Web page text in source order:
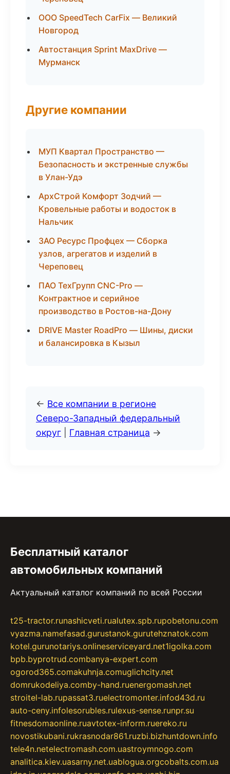
ООО SpeedTech CarFix — Великий
Новгород
Автостанция Sprint MaxDrive —
Мурманск
Другие компании
МУП Квартал Пространство —
Безопасность и экстренные службы
в Улан-Удэ
АрхСтрой Комфорт Зодчий —
Кровельные работы и водосток в
Нальчик
ЗАО Ресурс Профцех — Сборка
узлов, агрегатов и изделий в
Череповец
ПАО ТехГрупп CNC-Pro —
Контрактное и серийное
производство в Ростов-на-Дону
DRIVE Master RoadPro — Шины, диски
и балансировка в Кызыл
← Все компании в регионе
Северо-Западный федеральный
округ
Главная страница →
Бесплатный каталог
автомобильных компаний
Актуальный каталог компаний по всей России
t25-tractor.runashicveti.rualutex.spb.rupobetonu.com
vyazma.namefasad.gurustanok.gurutehznatok.com
kotel.gurunotariys.onlineserviceyard.net1igolka.com
bpb.byprotrud.combanya-expert.com
ogorod365.comakuhnja.comuglichcity.net
domrukodeliya.comby-hand.ruenergomash.net
stroitel-lab.rupassat3.ruelectromonter.infod43d.ru
auto-ceny.infolesorubles.rulexus-sense.runpr.su
fitnesdomaonline.ruavtotex-inform.ruereko.ru
novostikubani.rukrasnodar861.ruzbi.bizhuntdown.info
tele4n.netelectromash.com.uastroymnogo.com
analitica.kiev.uasarny.net.uablogua.orgcobalts.com.ua